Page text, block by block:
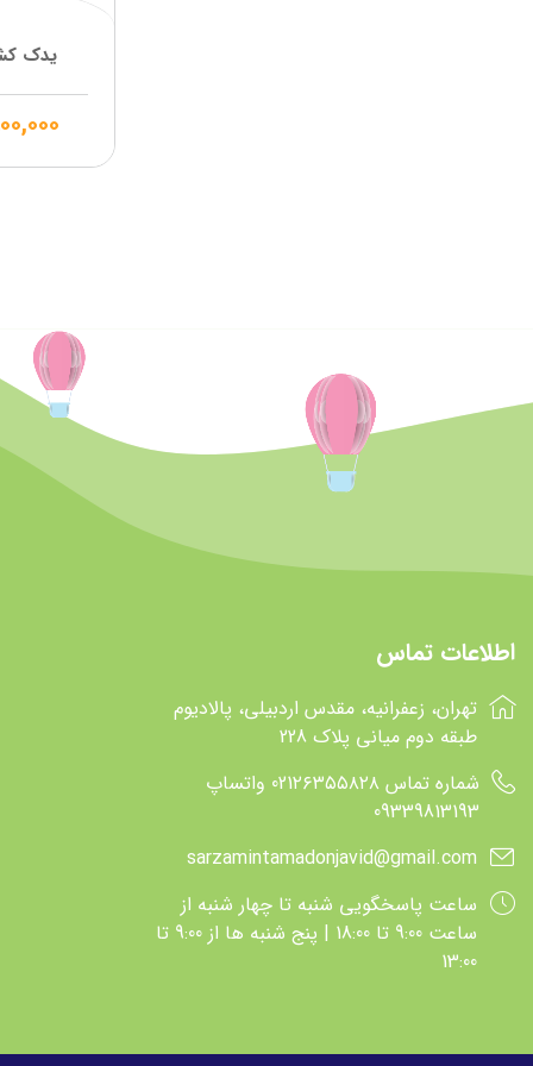
پدیاشور
kikkaboo
پگپرگو
پیرکاردین
pirre cardin
اینگلزینا
inglesina
جی بی
ریکارو
Recaro
وین فان
تولو
Tolo
یدک
اطلاعات تماس
تهران، زعفرانیه، مقدس اردبیلی، پالادیوم
طبقه دوم میانی پلاک 228
شماره تماس 021۲۶۳۵۵۸۲۸ واتساپ
09339813193
sarzamintamadonjavid@gmail.com
ساعت پاسخگويي شنبه تا چهار شنبه از
ساعت 9:00 تا 18:00 | پنج شنبه ها از 9:00 تا
13:00